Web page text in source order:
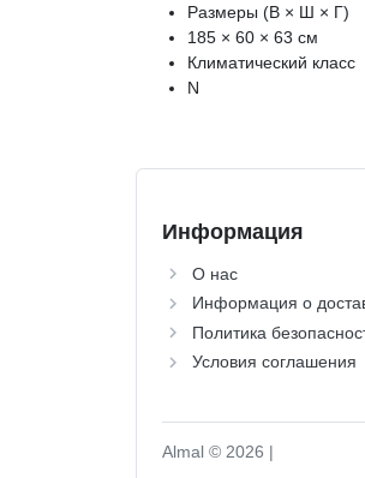
Размеры (В × Ш × Г)
185 × 60 × 63 см
Климатический класс
N
Информация
О нас
Информация о
Политика
Условия соглашения
Almal © 2026 |